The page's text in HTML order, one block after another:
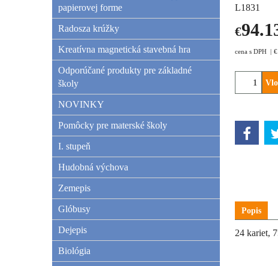
papierovej forme
Radosza krúžky
Kreatívna magnetická stavebná hra
Odporúčané produkty pre základné
školy
NOVINKY
Pomôcky pre materské školy
I. stupeň
Hudobná výchova
Zemepis
Glóbusy
Dejepis
Biológia
L1831
€
cena s DPH €
Popis
24 kariet,